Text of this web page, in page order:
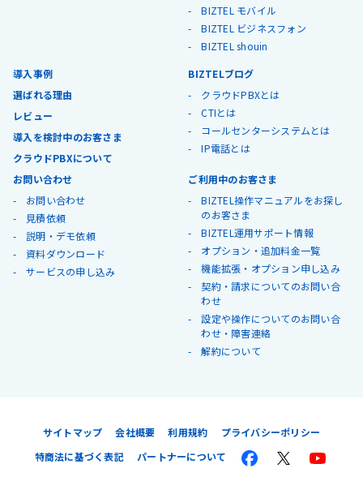
BIZTEL モバイル
BIZTEL ビジネスフォン
BIZTEL shouin
導入事例
選ばれる理由
レビュー
導入を検討中のお客さま
クラウドPBXについて
BIZTELブログ
クラウドPBXとは
CTIとは
コールセンターシステムとは
IP電話とは
お問い合わせ
お問い合わせ
見積依頼
説明・デモ依頼
資料ダウンロード
サービスの申し込み
ご利用中のお客さま
BIZTEL操作マニュアルをお探し
のお客さま
BIZTEL運用サポート情報
オプション・追加料金一覧
機能拡張・オプション申し込み
契約・請求についてのお問い合
わせ
設定や操作についてのお問い合
わせ・障害連絡
解約について
サイトマップ 会社概要 利用規約
プライバシーポリシー
特商法に基づく表記
パートナーについて